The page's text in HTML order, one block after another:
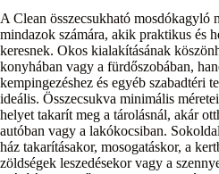
A Clean összecsukható mosdókagyló
mindazok számára, akik praktikus és
keresnek. Okos kialakításának
konyhában vagy a fürdőszobában,
kempingezéshez és egyéb szabadtéri
ideális. Összecsukva minimális
helyet takarít meg a tárolásnál, akár
autóban vagy a lakókocsiban.
ház takarításakor, mosogatáskor, a
zöldségek leszedésekor vagy a